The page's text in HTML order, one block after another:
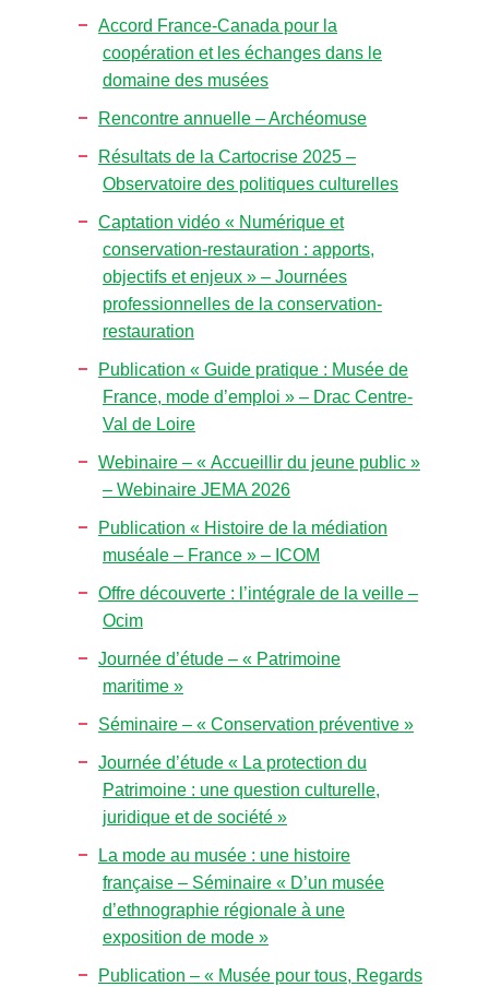
Accord France-Canada pour la
coopération et les échanges dans le
domaine des musées
Rencontre annuelle – Archéomuse
Résultats de la Cartocrise 2025 –
Observatoire des politiques culturelles
Captation vidéo « Numérique et
conservation-restauration : apports,
objectifs et enjeux » – Journées
professionnelles de la conservation-
restauration
Publication « Guide pratique : Musée de
France, mode d’emploi » – Drac Centre-
Val de Loire
Webinaire – « Accueillir du jeune public »
– Webinaire JEMA 2026
Publication « Histoire de la médiation
muséale – France » – ICOM
Offre découverte : l’intégrale de la veille –
Ocim
Journée d’étude – « Patrimoine
maritime »
Séminaire – « Conservation préventive »
Journée d’étude « La protection du
Patrimoine : une question culturelle,
juridique et de société »
La mode au musée : une histoire
française – Séminaire « D’un musée
d’ethnographie régionale à une
exposition de mode »
Publication – « Musée pour tous, Regards